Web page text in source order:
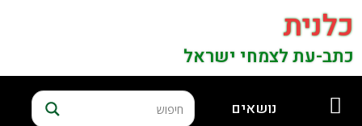
כלנית
כתב-עת לצמחי ישראל
נושאים